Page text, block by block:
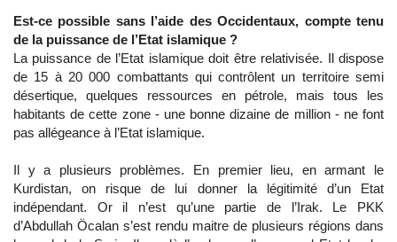
Est-ce possible sans l’aide des Occidentaux, compte tenu
de la puissance de l’Etat islamique ?
La puissance de l’Etat islamique doit être relativisée. Il dispose
de 15 à 20 000 combattants qui contrôlent un territoire semi
désertique, quelques ressources en pétrole, mais tous les
habitants de cette zone - une bonne dizaine de million - ne font
pas allégeance à l’Etat islamique.
Il y a plusieurs problèmes. En premier lieu, en armant le
Kurdistan, on risque de lui donner la légitimité d’un Etat
indépendant. Or il n’est qu’une partie de l’Irak. Le PKK
d’Abdullah Öcalan s’est rendu maitre de plusieurs régions dans